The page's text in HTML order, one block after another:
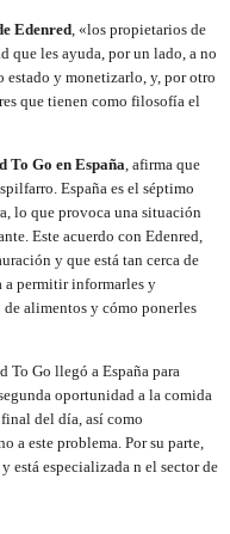
Edenred , «los propietarios de
que les ayuda, por un lado, a no
estado y monetizarlo, y, por otro
que tienen como filosofía el
To Go en España , afirma que
España es el séptimo
lo que provoca una situación
Este acuerdo con Edenred,
y que está tan cerca de
a permitir informarles y
alimentos y cómo ponerles
To Go llegó a España para
oportunidad a la comida
del día, así como
a este problema. Por su parte,
está especializada n el sector de